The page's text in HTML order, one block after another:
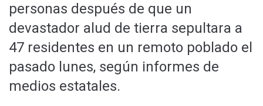
personas después de que un
devastador alud de tierra sepultara a
47 residentes en un remoto poblado el
pasado lunes, según informes de
medios estatales.